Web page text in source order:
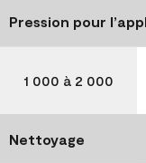
Pression pour
1 000 à 2 000
Nettoyage